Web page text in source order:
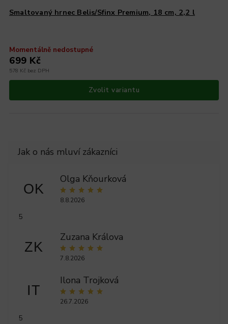
Smaltovaný hrnec Belis/Sfinx Premium, 18 cm, 2,2 l
Momentálně nedostupné
578 Kč bez DPH
699 Kč
Zvolit variantu
OK
Olga Kňourková
8.8.2026
5
ZK
Zuzana Králova
7.8.2026
IT
Ilona Trojková
26.7.2026
5